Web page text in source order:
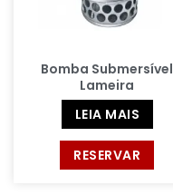
Bomba Submersível
Lameira
LEIA MAIS
RESERVAR